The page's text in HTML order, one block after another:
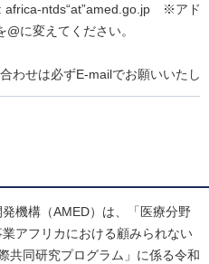
africa-ntds“at”amed.go.jp ※アド
@に変えてください。
わせは必ずE-mailでお願いいたし
機構（AMED）は、「医療分野
アフリカにおける顧みられない
共同研究プログラム」に係る令和